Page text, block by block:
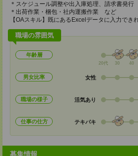
＊スケジュール調整や出入庫処理、請求書発行
＊出荷作業・梱包・社内運搬作業 など
【OAスキル】既にあるExcelデータに入力でき
職場の雰囲気
年齢層
20代 30 40
男女比率 女性
職場の様子 活気あり
仕事の仕方 テキパキ
募集情報